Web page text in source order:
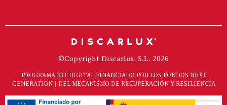
©Copyright Discarlux, S.L. 2026
PROGRAMA KIT DIGITAL FINANCIADO POR LOS FONDOS NEXT
GENERATION | DEL MECANISMO DE RECUPERACIÓN Y RESILIENCIA